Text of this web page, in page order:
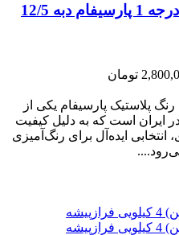
رنگ نیم پلاستیک سفید مات درجه 1 پارسیفام دبه 12/5
تومان
پلاستیک پارسیفام یکی از
ایران است که به دلیل کیفیت
ایده‌آل برای رنگ‌آمیزی